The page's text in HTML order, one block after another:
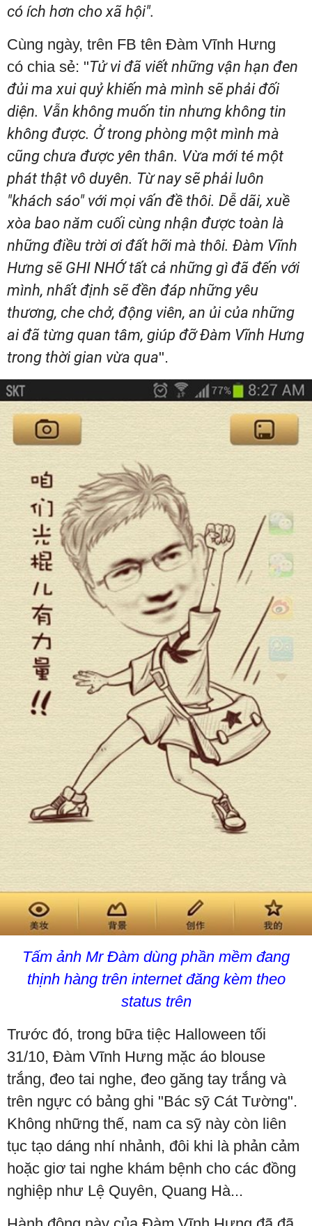
có ích hơn cho xã hội".
Cùng ngày, trên FB tên Đàm Vĩnh Hưng
có chia sẻ: "Tử vi đã viết những vận hạn đen
đủi ma xui quỷ khiến mà mình sẽ phải đối
diện. Vẫn không muốn tin nhưng không tin
không được. Ở trong phòng một mình mà
cũng chưa được yên thân. Vừa mới té một
phát thật vô duyên. Từ nay sẽ phải luôn
"khách sáo" với mọi vấn đề thôi. Dễ dãi, xuề
xòa bao năm cuối cùng nhận được toàn là
những điều trời ơi đất hỡi mà thôi. Đàm Vĩnh
Hưng sẽ GHI NHỚ tất cả những gì đã đến với
mình, nhất định sẽ đền đáp những yêu
thương, che chở, động viên, an ủi của những
ai đã từng quan tâm, giúp đỡ Đàm Vĩnh Hưng
trong thời gian vừa qua".
Tấm ảnh Mr Đàm dùng phần mềm đang
thịnh hàng trên internet đăng kèm theo
status trên
Trước đó, trong bữa tiệc Halloween tối
31/10, Đàm Vĩnh Hưng mặc áo blouse
trắng, đeo tai nghe, đeo găng tay trắng và
trên ngực có bảng ghi "Bác sỹ Cát Tường".
Không những thế, nam ca sỹ này còn liên
tục tạo dáng nhí nhảnh, đôi khi là phản cảm
hoặc giơ tai nghe khám bệnh cho các đồng
nghiệp như Lệ Quyên, Quang Hà...